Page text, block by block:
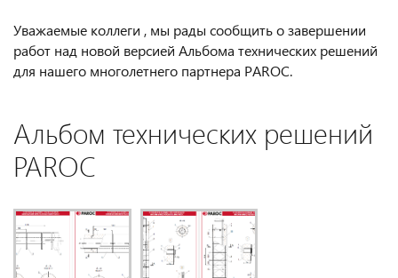
Уважаемые коллеги , мы рады сообщить о завершении
работ над новой версией Альбома технических решений
для нашего многолетнего партнера PAROC.
Альбом технических решений
PAROC